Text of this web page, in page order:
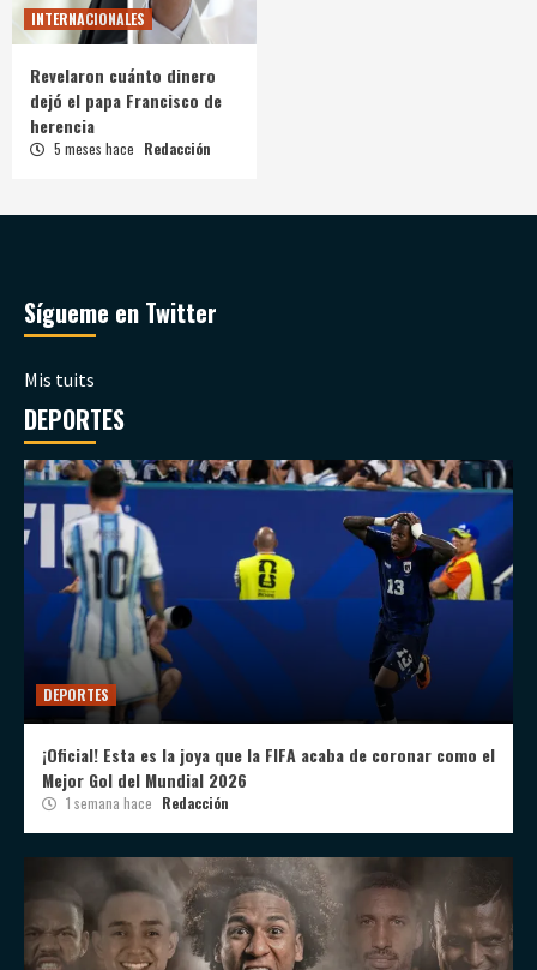
INTERNACIONALES
Revelaron cuánto dinero
dejó el papa Francisco de
herencia
5 meses hace Redacción
Sígueme en Twitter
Mis tuits
DEPORTES
DEPORTES
¡Oficial! Esta es la joya que la FIFA acaba de coronar como el
Mejor Gol del Mundial 2026
1 semana hace Redacción